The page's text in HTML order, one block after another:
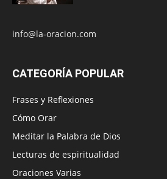
info@la-oracion.com
CATEGORÍA POPULAR
Frases y Reflexiones
Cómo Orar
Meditar la Palabra de Dios
Lecturas de espiritualidad
Oraciones Varias